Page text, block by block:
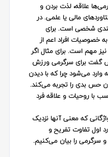
علاقه، لذت بردن و
مالی یا علمی. در
شخصی است. برای
خصوصیات افراد اعم از
مهم است. برای مثال اگر
گفت برای سرگرمی ورزش
می‌شود چرا که با دیدن
حس بدی را تجربه می‌کند.
با روحیات و علاقه فرد
که معنی آنها نزدیک
اول تفاوت تفریح و
سرگرمی را بیان می‌کنیم.